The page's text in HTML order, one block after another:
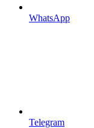
WhatsApp
Telegram